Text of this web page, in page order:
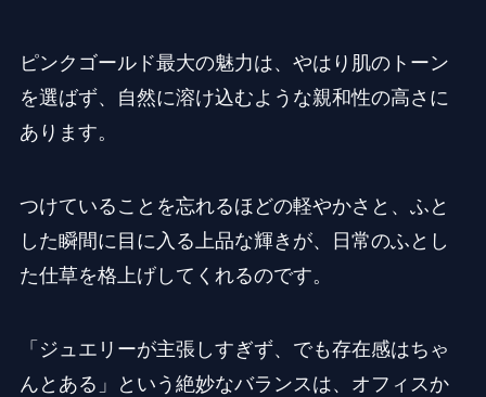
ピンクゴールド最大の魅力は、やはり肌のトーン
を選ばず、自然に溶け込むような親和性の高さに
あります。
つけていることを忘れるほどの軽やかさと、ふと
した瞬間に目に入る上品な輝きが、日常のふとし
た仕草を格上げしてくれるのです。
「ジュエリーが主張しすぎず、でも存在感はちゃ
んとある」という絶妙なバランスは、オフィスか